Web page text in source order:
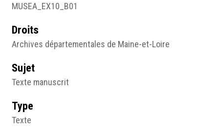
MUSEA_EX10_B01
Droits
Archives départementales de Maine-et-Loire
Sujet
Texte manuscrit
Type
Texte